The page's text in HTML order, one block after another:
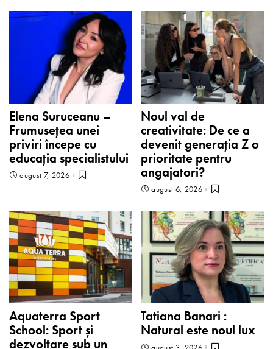
Elena Suruceanu –
Frumusețea unei
priviri începe cu
educația specialistului
august 7, 2026
Noul val de
creativitate: De ce a
devenit generația Z o
prioritate pentru
angajatori?
august 6, 2026
Aquaterra Sport
School: Sport și
dezvoltare sub un
Tatiana Banari :
Natural este noul lux
august 3, 2026